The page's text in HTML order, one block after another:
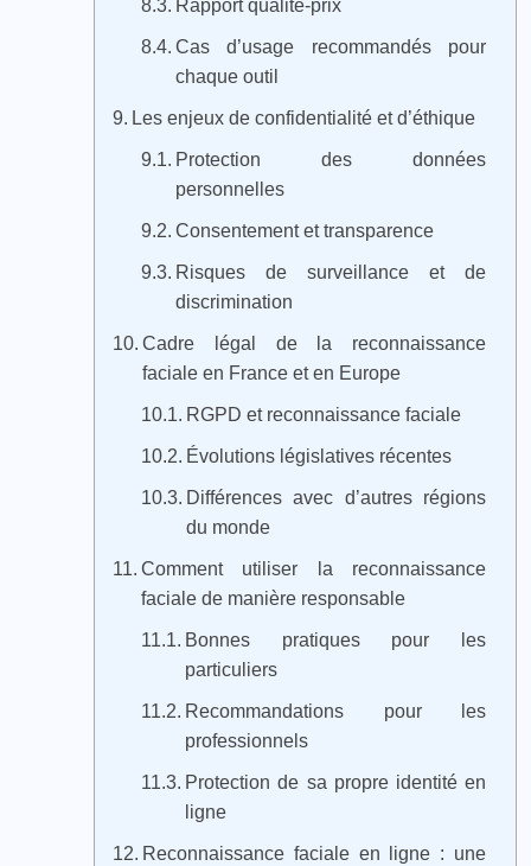
Rapport qualité-prix
Cas d’usage recommandés pour
chaque outil
Les enjeux de confidentialité et d’éthique
Protection des données
personnelles
Consentement et transparence
Risques de surveillance et de
discrimination
Cadre légal de la reconnaissance
faciale en France et en Europe
RGPD et reconnaissance faciale
Évolutions législatives récentes
Différences avec d’autres régions
du monde
Comment utiliser la reconnaissance
faciale de manière responsable
Bonnes pratiques pour les
particuliers
Recommandations pour les
professionnels
Protection de sa propre identité en
ligne
Reconnaissance faciale en ligne : une